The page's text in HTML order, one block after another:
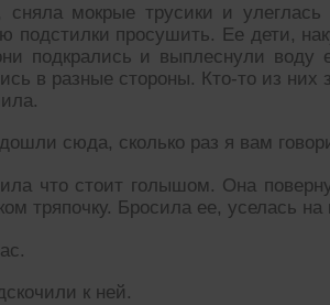
сняла мокрые трусики и
подстилки просушить. Ее дети,
подкрались и выплеснули воду
в разные стороны. Кто-то из
сколько раз я вам
что стоит голышом. Она
тряпочку. Бросила ее, уселась на
к ней.